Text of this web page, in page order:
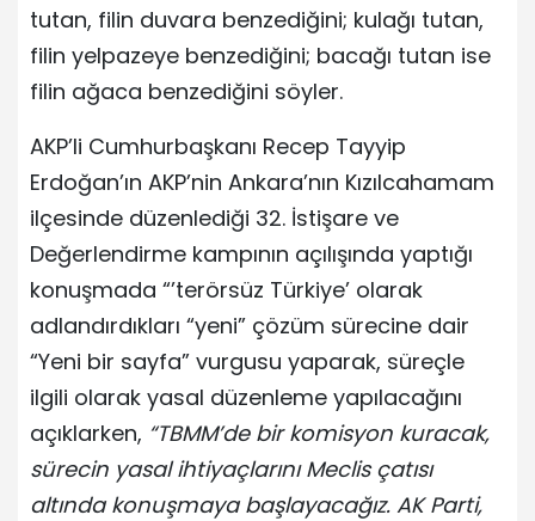
tutan, filin duvara benzediğini; kulağı tutan,
filin yelpazeye benzediğini; bacağı tutan ise
filin ağaca benzediğini söyler.
AKP’li Cumhurbaşkanı Recep Tayyip
Erdoğan’ın AKP’nin Ankara’nın Kızılcahamam
ilçesinde düzenlediği 32. İstişare ve
Değerlendirme kampının açılışında yaptığı
konuşmada “’terörsüz Türkiye’ olarak
adlandırdıkları “yeni” çözüm sürecine dair
“Yeni bir sayfa” vurgusu yaparak, süreçle
ilgili olarak yasal düzenleme yapılacağını
açıklarken, “TBMM’de bir komisyon kuracak,
sürecin yasal ihtiyaçlarını Meclis çatısı
altında konuşmaya başlayacağız. AK Parti,